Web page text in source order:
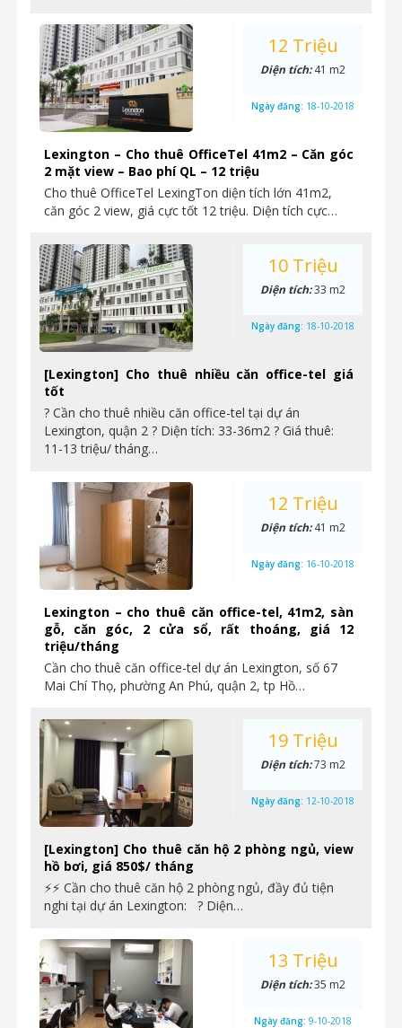
Lexington – Cho thuê OfficeTel 41m2 – Căn góc
2 mặt view – Bao phí QL – 12 triệu
Cho thuê OfficeTel LexingTon diện tích lớn 41m2,
căn góc 2 view, giá cực tốt 12 triệu. Diện tích cực…
12 Triệu
Diện tích:41 m2
Ngày đăng: 18-10-2018
[Lexington] Cho thuê nhiều căn office-tel giá
tốt
? Cần cho thuê nhiều căn office-tel tại dự án
Lexington, quận 2 ? Diện tích: 33-36m2 ? Giá thuê:
11-13 triệu/ tháng…
10 Triệu
Diện tích:33 m2
Ngày đăng: 18-10-2018
Lexington – cho thuê căn office-tel, 41m2, sàn
gỗ, căn góc, 2 cửa sổ, rất thoáng, giá 12
triệu/tháng
Cần cho thuê căn office-tel dự án Lexington, số 67
Mai Chí Thọ, phường An Phú, quận 2, tp Hồ…
12 Triệu
Diện tích:41 m2
Ngày đăng: 16-10-2018
[Lexington] Cho thuê căn hộ 2 phòng ngủ, view
hồ bơi, giá 850$/ tháng
⚡⚡ Cần cho thuê căn hộ 2 phòng ngủ, đầy đủ tiện
nghi tại dự án Lexington: ? Diện…
19 Triệu
Diện tích:73 m2
Ngày đăng: 12-10-2018
13 Triệu
Diện tích:35 m2
Ngày đăng: 9-10-2018